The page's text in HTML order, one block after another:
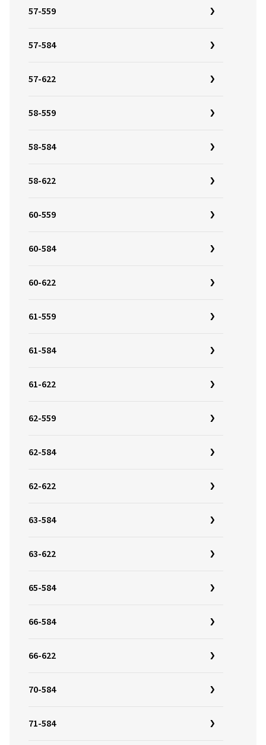
57-559
57-584
57-622
58-559
58-584
58-622
60-559
60-584
60-622
61-559
61-584
61-622
62-559
62-584
62-622
63-584
63-622
65-584
66-584
66-622
70-584
71-584